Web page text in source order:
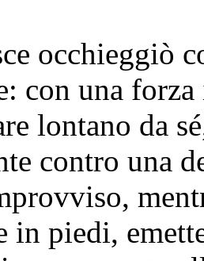
occhieggiò
con una
lontano da
contro una
in piedi,